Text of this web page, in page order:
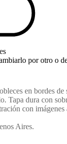
por otro o
en bordes de
Tapa dura con
con
Aires.